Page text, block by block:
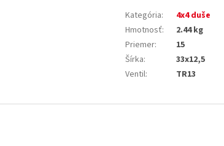
Kategória:
4x4 duše
Hmotnosť:
2.44 kg
Priemer:
15
Šírka:
33x12,5
Ventil: TR13